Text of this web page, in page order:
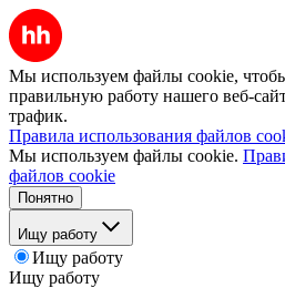
Мы используем файлы cookie,
правильную работу нашего веб-
трафик.
Правила использования файлов
Мы используем файлы cookie.
файлов cookie
Понятно
Ищу работу
Ищу работу
Ищу работу